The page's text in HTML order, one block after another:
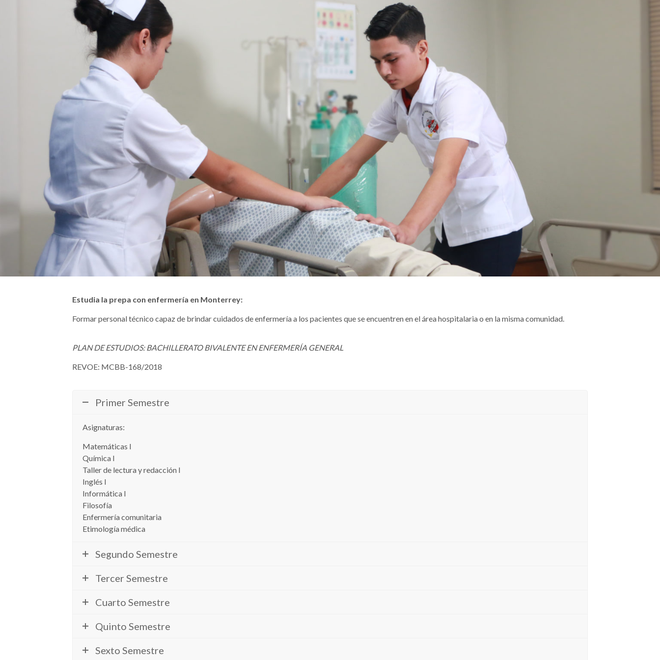
Estudia la prepa con enfermería en Monterrey:
Formar personal técnico capaz de brindar cuidados de enfermería a los pacientes que se encuentren en el área hospitalaria o en la misma comunidad.
PLAN DE ESTUDIOS: BACHILLERATO BIVALENTE EN ENFERMERÍA GENERAL
REVOE: MCBB-168/2018
Primer Semestre
Asignaturas:
Matemáticas I
Química I
Taller de lectura y redacción I
Inglés I
Informática I
Filosofía
Enfermería comunitaria
Etimología médica
Segundo Semestre
Tercer Semestre
Cuarto Semestre
Quinto Semestre
Sexto Semestre